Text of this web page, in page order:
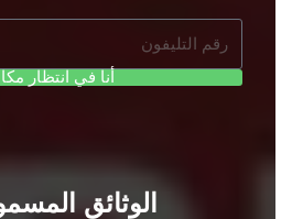
أنا في انتظار
الوثائق